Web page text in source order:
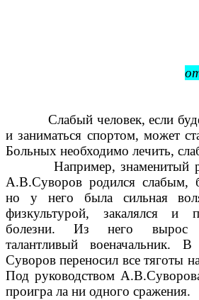
Слабый человек, если
и заниматься спортом, может
Больных необходимо лечить,
Например, знаменитый
А.В.Суворов родился слабым,
но у него была сильная
физкультурой, закалялся и
болезни. Из него вырос
талантливый военачальник.
Суворов переносил все тяготы
Под руководством
проигра ла ни одного сражения.